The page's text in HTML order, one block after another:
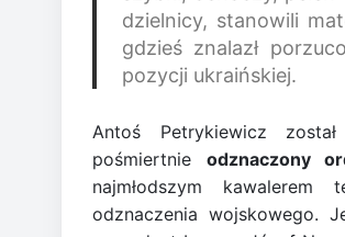
dzielnicy, stanowili
gdzieś znalazł
pozycji ukraińskiej.
Antoś Petrykiewicz
pośmiertnie odznaczony
najmłodszym kawalerem
odznaczenia wojskowego.